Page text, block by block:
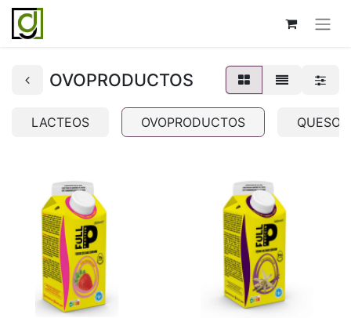
OVOPRODUCTOS
LACTEOS OVOPRODUCTOS QUESOS